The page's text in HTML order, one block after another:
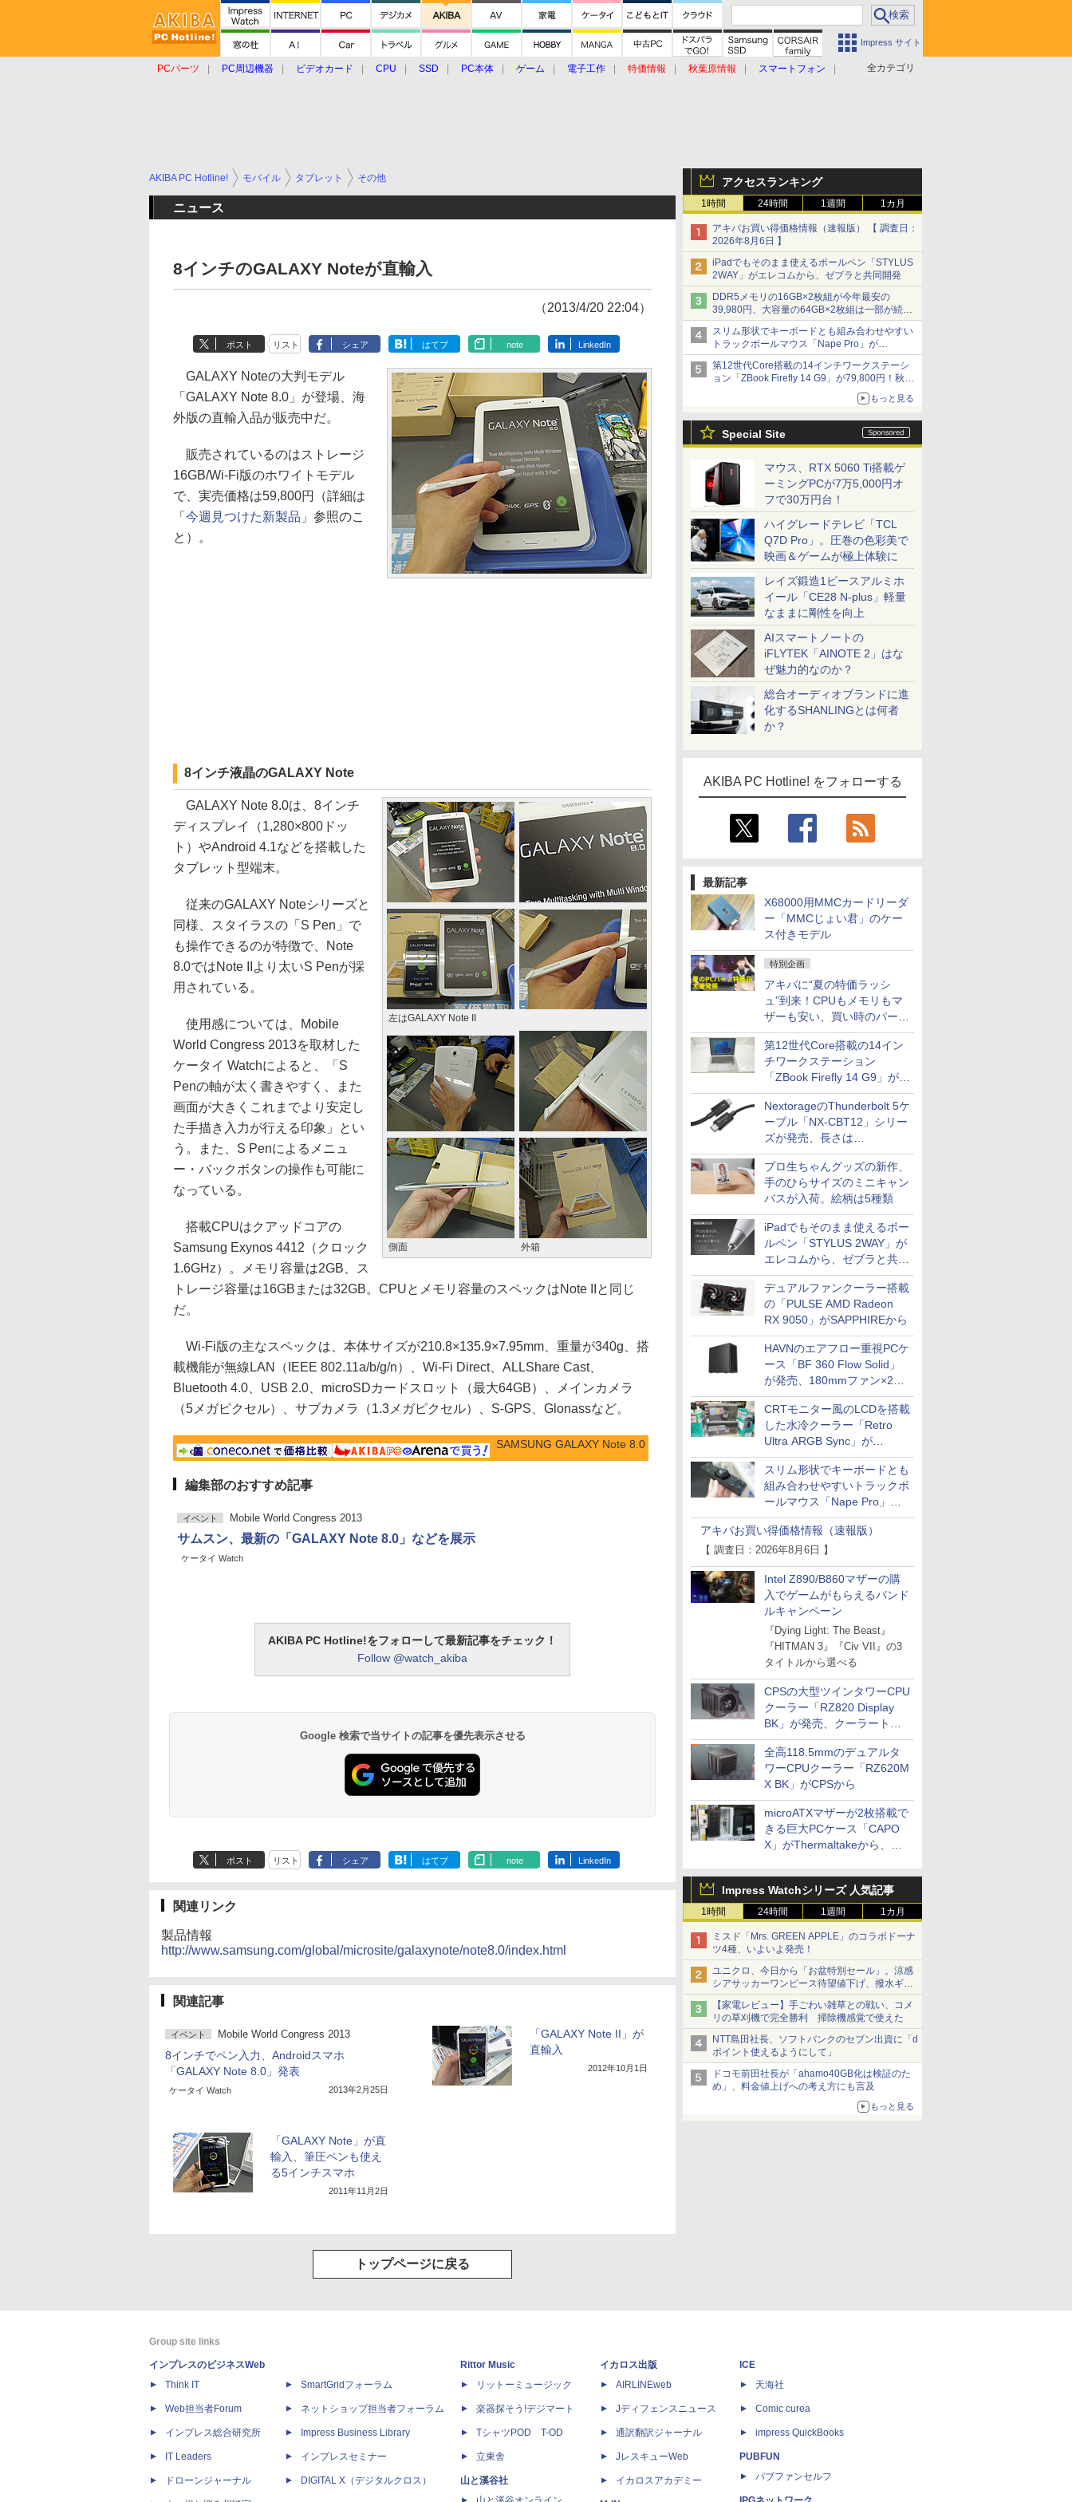
Impress サイト
全カテゴリ
PCパーツ PC周辺機器 ビデオカード CPU SSD PC本体 ゲーム 電子工作 特価情報 秋葉原情報
スマートフォン
アクセスランキング
1時間 24時間 1週間 1カ月
アキバお買い得価格情報（速報版） 【 調査日：
2026年8月6日 】
iPadでもそのまま使えるボールペン「STYLUS
2WAY」がエレコムから、ゼブラと共同開発
DDR5メモリの16GB×2枚組が今年最安の
39,980円、大容量の64GB×2枚組は一部が続騰
[8月前半のメモリ価格]
スリム形状でキーボードとも組み合わせやすい
トラックボールマウス「Nape Pro」が
Keychronから
第12世代Core搭載の14インチワークステーシ
ョン「ZBook Firefly 14 G9」が79,800円！秋葉
もっと見る
Special Site
マウス、RTX 5060 Ti搭載ゲ
ーミングPCが7万5,000円オ
フで30万円台！
ハイグレードテレビ「TCL
Q7D Pro」。圧巻の色彩美で
映画＆ゲームが極上体験に
レイズ鍛造1ピースアルミホ
イール「CE28 N-plus」軽量
なままに剛性を向上
AIスマートノートの
iFLYTEK「AINOTE 2」はな
ぜ魅力的なのか？
総合オーディオブランドに進
化するSHANLINGとは何者
か？
AKIBA PC Hotline! をフォローする
最新記事
X68000用MMCカードリーダ
ー「MMCじょい君」のケー
ス付きモデル
特別企画
アキバに“夏の特価ラッシ
ュ”到来！CPUもメモリもマ
ザーも安い、買い時のパーツ
は？【8月7日(金)22時配信】
第12世代Core搭載の14イン
チワークステーション
「ZBook Firefly 14 G9」が
79,800円！秋葉原で中古PC
セール
NextorageのThunderbolt 5ケ
ーブル「NX-CBT12」シリー
ズが発売、長さは
30cm/50cm/1mの3種類
プロ生ちゃんグッズの新作、
手のひらサイズのミニキャン
バスが入荷。絵柄は5種類
iPadでもそのまま使えるボー
ルペン「STYLUS 2WAY」が
エレコムから、ゼブラと共同
開発
デュアルファンクーラー搭載
の「PULSE AMD Radeon
RX 9050」がSAPPHIREから
HAVNのエアフロー重視PCケ
ース「BF 360 Flow Solid」
が発売、180mmファン×2搭
載
CRTモニター風のLCDを搭載
した水冷クーラー「Retro
Ultra ARGB Sync」が
Thermaltakeから
スリム形状でキーボードとも
組み合わせやすいトラックボ
ールマウス「Nape Pro」が
Keychronから
アキバお買い得価格情報（速報版）
【 調査日：2026年8月6日 】
Intel Z890/B860マザーの購
入でゲームがもらえるバンド
ルキャンペーン
『Dying Light: The Beast』
『HITMAN 3』『Civ VII』の3
タイトルから選べる
CPSの大型ツインタワーCPU
クーラー「RZ820 Display
BK」が発売、クーラートッ
プに5インチ液晶搭載
全高118.5mmのデュアルタ
ワーCPUクーラー「RZ620M
X BK」がCPSから
microATXマザーが2枚搭載で
きる巨大PCケース「CAPO
X」がThermaltakeから、カ
Impress Watchシリーズ 人気記事
1時間 24時間 1週間 1カ月
ミスド「Mrs. GREEN APPLE」のコラボドーナ
ツ4種、いよいよ発売！
ユニクロ、今日から「お盆特別セール」。涼感
シアサッカーワンピース待望値下げ、撥水ギア
ショーツは1990円に
【家電レビュー】手ごわい雑草との戦い、コメ
リの草刈機で完全勝利 掃除機感覚で使えた
NTT島田社長、ソフトバンクのセブン出資に「d
ポイント使えるようにして」
ドコモ前田社長が「ahamo40GB化は検証のた
め」、料金値上げへの考え方にも言及
もっと見る
AKIBA PC Hotline! モバイル タブレット その他
ニュース
8インチのGALAXY Noteが直輸入
（2013/4/20 22:04）
ポスト リスト シェア はてブ note LinkedIn
GALAXY Noteの大判モデル
「GALAXY Note 8.0」が登場、海
外版の直輸入品が販売中だ。
販売されているのはストレージ
16GB/Wi-Fi版のホワイトモデル
で、実売価格は59,800円（詳細は
「 今週見つけた新製品 」参照のこ
と）。
8インチ液晶のGALAXY Note
左はGALAXY Note II
側面 外箱
GALAXY Note 8.0は、8インチ
ディスプレイ（1,280×800ドッ
ト）やAndroid 4.1などを搭載した
タブレット型端末。
従来のGALAXY Noteシリーズと
同様、スタイラスの「S Pen」で
も操作できるのが特徴で、Note
8.0ではNote IIより太いS Penが採
用されている。
使用感については、Mobile
World Congress 2013を取材した
ケータイ Watchによると、「S
Penの軸が太く書きやすく、また
画面が大きくこれまでより安定し
た手描き入力が行える印象」とい
う。また、S Penによるメニュ
ー・バックボタンの操作も可能に
なっている。
搭載CPUはクアッドコアの
Samsung Exynos 4412（クロック
1.6GHz）。メモリ容量は2GB、ス
トレージ容量は16GBまたは32GB。CPUとメモリ容量のスペックはNote IIと同じ
だ。
Wi-Fi版の主なスペックは、本体サイズが210.8×135.9×7.95mm、重量が340g、搭
載機能が無線LAN（IEEE 802.11a/b/g/n）、Wi-Fi Direct、ALLShare Cast、
Bluetooth 4.0、USB 2.0、microSDカードスロット（最大64GB）、メインカメラ
（5メガピクセル）、サブカメラ（1.3メガピクセル）、S-GPS、Glonassなど。
SAMSUNG GALAXY Note 8.0
編集部のおすすめ記事
イベント Mobile World Congress 2013
サムスン、最新の「GALAXY Note 8.0」などを展示
ケータイ Watch
AKIBA PC Hotline!をフォローして最新記事をチェック！
Follow @watch_akiba
Google 検索で当サイトの記事を優先表示させる
ポスト リスト シェア はてブ note LinkedIn
関連リンク
製品情報
http://www.samsung.com/global/microsite/galaxynote/note8.0/index.html
関連記事
イベント Mobile World Congress 2013
8インチでペン入力、Androidスマホ
「GALAXY Note 8.0」発表
ケータイ Watch 2013年2月25日
「GALAXY Note II」が
直輸入
2012年10月1日
「GALAXY Note」が直
輸入、筆圧ペンも使え
る5インチスマホ
2011年11月2日
トップページに戻る
Group site links
インプレスのビジネスWeb
Think IT
Web担当者Forum
インプレス総合研究所
IT Leaders
ドローンジャーナル
SmartGridフォーラム
ネットショップ担当者フォーラム
Impress Business Library
インプレスセミナー
DIGITAL X（デジタルクロス）
Rittor Music
リットーミュージック
楽器探そう!デジマート
TシャツPOD T-OD
立東舎
山と溪谷社
イカロス出版
AIRLINEweb
Jディフェンスニュース
通訳翻訳ジャーナル
JレスキューWeb
イカロスアカデミー
ICE
天海社
Comic curea
impress QuickBooks
PUBFUN
パブファンセルフ